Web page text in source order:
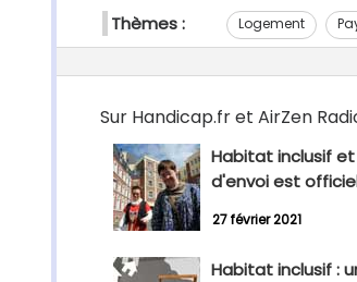
Thèmes : Logement
Sur Handicap.fr et AirZen
Habitat inclusif
d'envoi est
27 février 2021
Habitat inclusif :